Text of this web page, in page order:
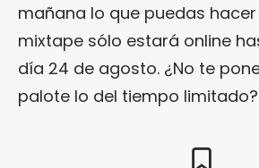
mañana lo que puedas
mixtape sólo estará online
día 24 de agosto. ¿No te
palote lo del tiempo limitado?